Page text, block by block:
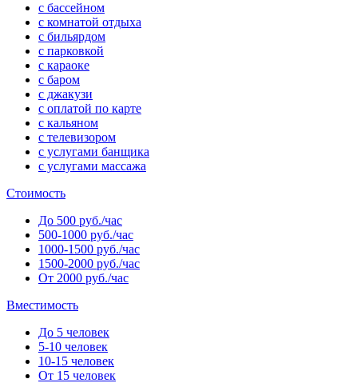
с бассейном
с комнатой отдыха
с бильярдом
с парковкой
с караоке
с баром
с джакузи
с оплатой по карте
с кальяном
с телевизором
с услугами банщика
с услугами массажа
Стоимость
До 500 руб./час
500-1000 руб./час
1000-1500 руб./час
1500-2000 руб./час
От 2000 руб./час
Вместимость
До 5 человек
5-10 человек
10-15 человек
От 15 человек